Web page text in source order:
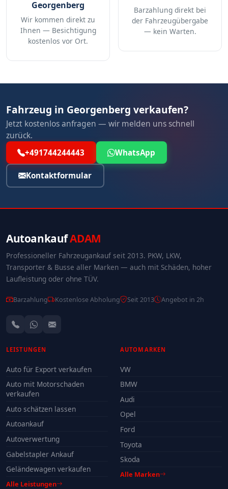
Georgenberg
Wir kommen direkt zu
Ihnen — Besichtigung
kostenlos vor Ort.
Barzahlung direkt bei
der Fahrzeugübergabe
— kein Warten.
Fahrzeug in Georgenberg verkaufen?
Jetzt kostenlos anfragen — wir melden uns schnell
zurück.
+491744244443 WhatsApp
Kontaktformular
AutoankaufADAM
Professioneller Fahrzeugankauf seit 2013. PKW, LKW,
Transporter & Busse aller Marken — auch mit Schäden, hoher
Laufleistung oder ohne TÜV.
Barzahlung Kostenlose Abholung Seit 2013 Angebot in 2h
LEISTUNGEN
Auto für Export verkaufen
Auto mit Motorschaden
verkaufen
Auto schätzen lassen
Autoankauf
Autoverwertung
Gabelstapler Ankauf
Geländewagen verkaufen
Alle Leistungen
AUTOMARKEN
VW
BMW
Audi
Opel
Ford
Toyota
Skoda
Alle Marken